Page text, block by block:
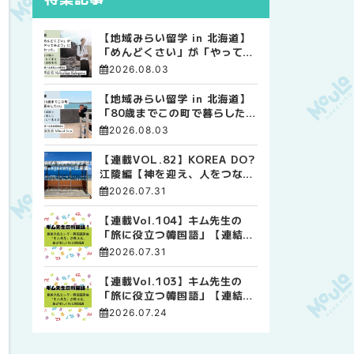
【地域みらい留学 in 北海道】
「めんどくさい」が「やってみ
よう」に変わった。 十勝の風
自由な高校生活
2026.08.03
【地域みらい留学 in 北海道】
「80歳までこの町で暮らした
い」 標津高校で踏み出した、
2026.08.03
【連載VOL.82】KOREA DO?
江陵編【神を迎え、人をつなぐ
時間 ― 江陵端午祭 】
2026.07.31
【連載Vol.104】キム先生の
「旅に役立つ韓国語」【連結語
尾について その4】
2026.07.31
【連載Vol.103】キム先生の
「旅に役立つ韓国語」【連結語
尾について その3】
2026.07.24